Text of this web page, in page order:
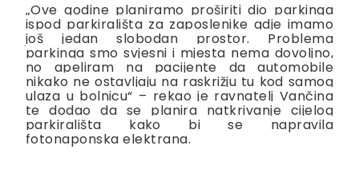
„Ove godine planiramo proširiti dio parkinga
ispod parkirališta za zaposlenike gdje imamo
još jedan slobodan prostor. Problema
parkinga smo svjesni i mjesta nema dovoljno,
no apeliram na pacijente da automobile
nikako ne ostavljaju na raskrižju tu kod samog
ulaza u bolnicu“ – rekao je ravnatelj Vančina
te dodao da se planira natkrivanje cijelog
parkirališta kako bi se napravila
fotonaponska elektrana.